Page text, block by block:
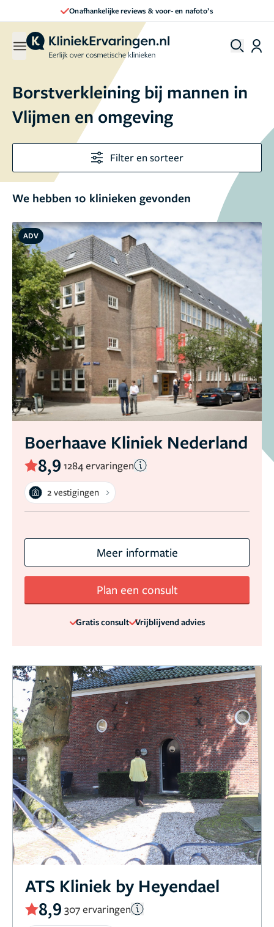
Direct een afspraak maken
Borstverkleining bij mannen in
Vlijmen en omgeving
Filter en sorteer
We hebben 10 klinieken gevonden
ADV
Boerhaave Kliniek Nederland
8,9 1284 ervaringen
2 vestigingen
Meer informatie
Plan een consult
Gratis consult Vrijblijvend advies
ATS Kliniek by Heyendael
8,9 307 ervaringen